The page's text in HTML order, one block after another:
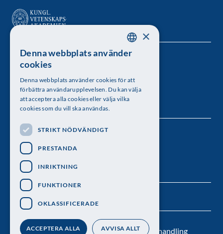
Kungl. Vetenskapsakademien
Besöksadress: Lilla Frescativägen 4A
Telefon: 08-673 95 00
Kontakt Nyhetsbrev Personuppgiftsbehandling
Följ oss
SWEDISH
×
Denna webbplats använder
cookies
Denna webbplats använder cookies för att
förbättra användarupplevelsen. Du kan välja
att acceptera alla cookies eller välja vilka
cookies som du vill ska användas.
STRIKT NÖDVÄNDIGT
PRESTANDA
INRIKTNING
FUNKTIONER
OKLASSIFICERADE
ACCEPTERA ALLA AVVISA ALLT